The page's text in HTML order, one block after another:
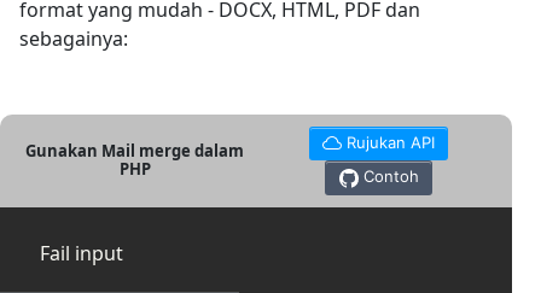
format yang mudah - DOCX, HTML, PDF dan
sebagainya:
Gunakan Mail merge dalam
PHP
Rujukan API
Contoh
Fail input